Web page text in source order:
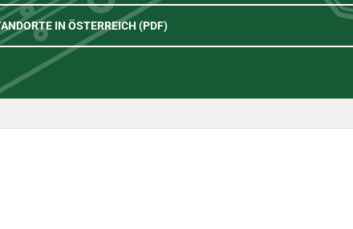
IN ÖSTERREICH (PDF)